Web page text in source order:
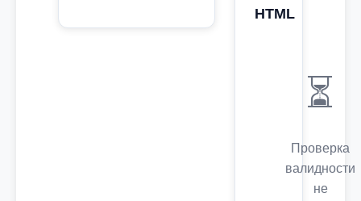
HTML
⏳
Проверка
валидности
не